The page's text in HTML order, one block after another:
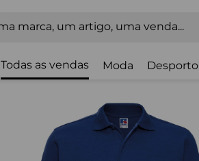
Todas as vendas Moda Desporto